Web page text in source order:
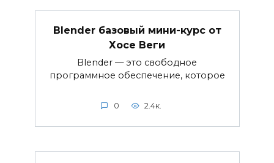
Blender базовый мини-курс от
Хосе Веги
Blender — это свободное
программное обеспечение, которое
0 2.4к.